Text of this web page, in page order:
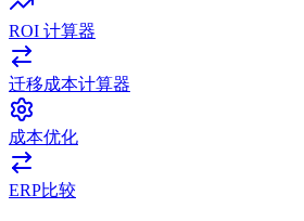
ROI 计算器
迁移成本计算器
成本优化
ERP比较